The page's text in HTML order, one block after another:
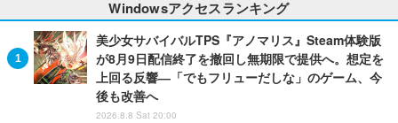
Windowsアクセスランキング
美少女サバイバルTPS『アノマリス』Steam体験版
が8月9日配信終了を撤回し無期限で提供へ。想定を
上回る反響―「でもフリューだしな」のゲーム、今
後も改善へ
2026.8.8 Sat 20:00